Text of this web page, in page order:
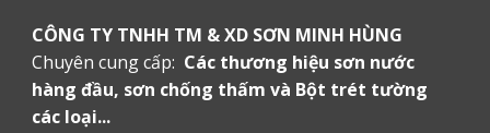
CÔNG TY TNHH TM & XD SƠN MINH HÙNG
Chuyên cung cấp: Các thương hiệu sơn nước
hàng đầu, sơn chống thấm và Bột trét tường
các loại...